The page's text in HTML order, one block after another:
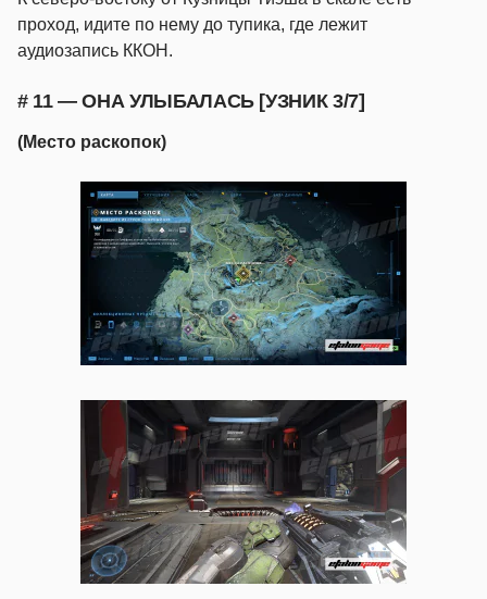
проход, идите по нему до тупика, где лежит
аудиозапись ККОН.
# 11 — ОНА УЛЫБАЛАСЬ [УЗНИК 3/7]
(Место раскопок)